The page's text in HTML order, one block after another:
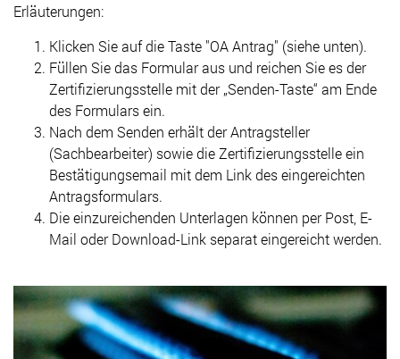
Erläuterungen:
Klicken Sie auf die Taste "OA Antrag" (siehe unten).
Füllen Sie das Formular aus und reichen Sie es der
Zertifizierungsstelle mit der „Senden-Taste“ am Ende
des Formulars ein.
Nach dem Senden erhält der Antragsteller
(Sachbearbeiter) sowie die Zertifizierungsstelle ein
Bestätigungsemail mit dem Link des eingereichten
Antragsformulars.
Die einzureichenden Unterlagen können per Post, E-
Mail oder Download-Link separat eingereicht werden.